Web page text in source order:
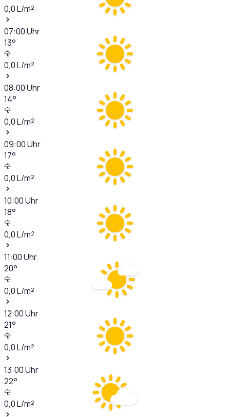
0,0L/m²
07:00Uhr
13°
0,0L/m²
08:00Uhr
14°
0,0L/m²
09:00Uhr
17°
0,0L/m²
10:00Uhr
18°
0,0L/m²
11:00Uhr
20°
0,0L/m²
12:00Uhr
21°
0,0L/m²
13:00Uhr
22°
0,0L/m²